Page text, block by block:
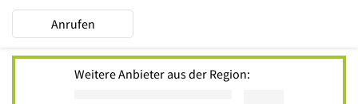
Anrufen
Weitere Anbieter aus der Region: